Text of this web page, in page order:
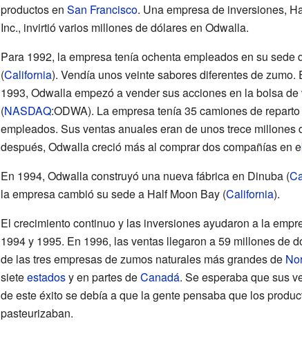
productos en San Francisco. Una empresa de inversiones,
Inc., invirtió varios millones de dólares en Odwalla.
Para 1992, la empresa tenía ochenta empleados en su sede
(California). Vendía unos veinte sabores diferentes de zumo.
1993, Odwalla empezó a vender sus acciones en la bolsa de
(NASDAQ:ODWA). La empresa tenía 35 camiones de
empleados. Sus ventas anuales eran de unos trece millones
después, Odwalla creció más al comprar dos compañías en
En 1994, Odwalla construyó una nueva fábrica en Dinuba (
la empresa cambió su sede a Half Moon Bay (California).
El crecimiento continuo y las inversiones ayudaron a la
1994 y 1995. En 1996, las ventas llegaron a 59 millones de
de las tres empresas de zumos naturales más grandes de
sieteestadosy en partes deCanadá. Se esperaba que sus
de este éxito se debía a que la gente pensaba que los
pasteurizaban.